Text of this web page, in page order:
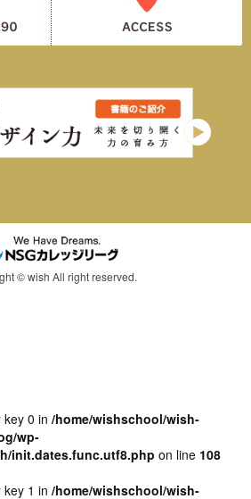
© wish All right reserved.
key 0 in /home/wishschool/wish-
wp-
init.dates.func.utf8.php on line 108
key 1 in /home/wishschool/wish-